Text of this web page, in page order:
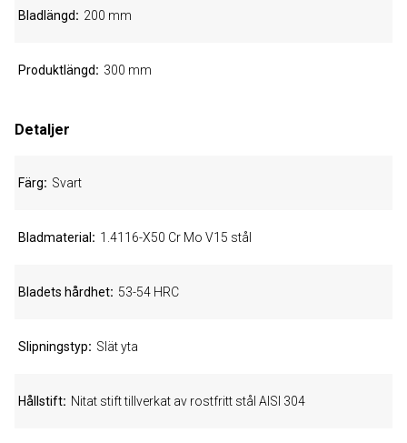
Bladlängd 200 mm
Produktlängd 300 mm
Detaljer
Färg Svart
Bladmaterial 1.4116-X50 Cr Mo V15 stål
Bladets hårdhet 53-54 HRC
Slipningstyp Slät yta
Hållstift Nitat stift tillverkat av rostfritt stål AISI 304